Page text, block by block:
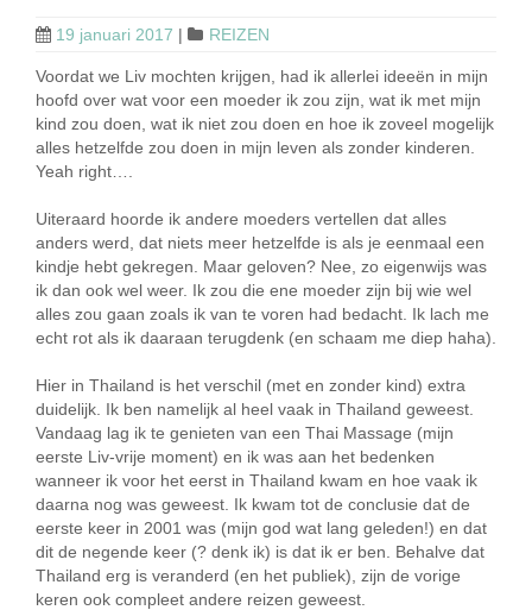
19 januari 2017 | REIZEN
Voordat we Liv mochten krijgen, had ik allerlei ideeën in mijn
hoofd over wat voor een moeder ik zou zijn, wat ik met mijn
kind zou doen, wat ik niet zou doen en hoe ik zoveel mogelijk
alles hetzelfde zou doen in mijn leven als zonder kinderen.
Yeah right….
Uiteraard hoorde ik andere moeders vertellen dat alles
anders werd, dat niets meer hetzelfde is als je eenmaal een
kindje hebt gekregen. Maar geloven? Nee, zo eigenwijs was
ik dan ook wel weer. Ik zou die ene moeder zijn bij wie wel
alles zou gaan zoals ik van te voren had bedacht. Ik lach me
echt rot als ik daaraan terugdenk (en schaam me diep haha).
Hier in Thailand is het verschil (met en zonder kind) extra
duidelijk. Ik ben namelijk al heel vaak in Thailand geweest.
Vandaag lag ik te genieten van een Thai Massage (mijn
eerste Liv-vrije moment) en ik was aan het bedenken
wanneer ik voor het eerst in Thailand kwam en hoe vaak ik
daarna nog was geweest. Ik kwam tot de conclusie dat de
eerste keer in 2001 was (mijn god wat lang geleden!) en dat
dit de negende keer (? denk ik) is dat ik er ben. Behalve dat
Thailand erg is veranderd (en het publiek), zijn de vorige
keren ook compleet andere reizen geweest.